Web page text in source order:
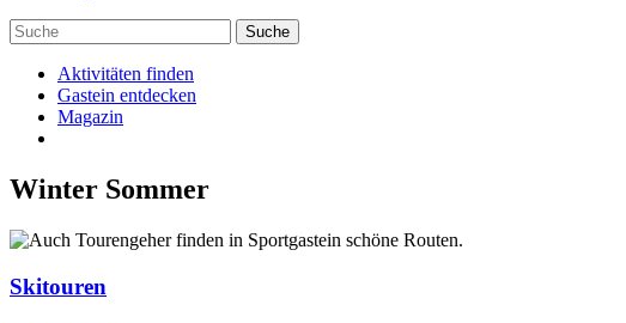
Aktivitäten finden
Gastein entdecken
Magazin
Winter Sommer
Skitouren